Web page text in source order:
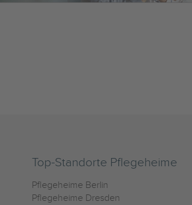
Top-Standorte Pflegeheime
Pflegeheime Berlin
Pflegeheime Dresden